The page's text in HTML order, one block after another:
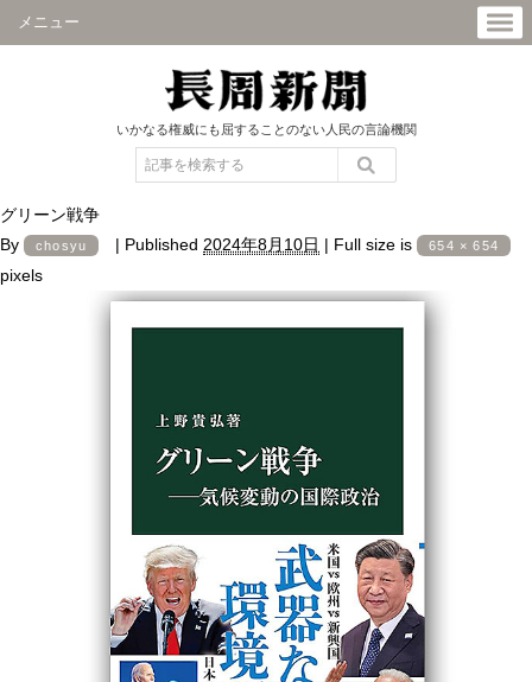
メニュー
いかなる権威にも屈することのない人民の言論機関
グリーン戦争
By
chosyu | Published 2024年8月10日 | Full size is 654 × 654
pixels